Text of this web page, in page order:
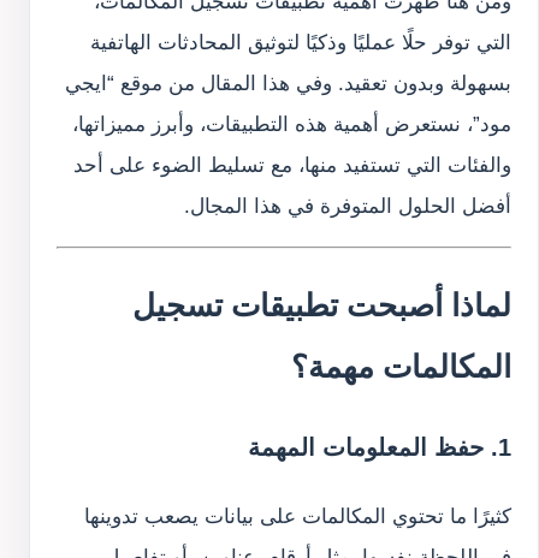
التي توفر حلًا عمليًا وذكيًا لتوثيق المحادثات الهاتفية
بسهولة وبدون تعقيد. وفي هذا المقال من موقع “ايجي
مود”، نستعرض أهمية هذه التطبيقات، وأبرز مميزاتها،
والفئات التي تستفيد منها، مع تسليط الضوء على أحد
أفضل الحلول المتوفرة في هذا المجال.
لماذا أصبحت تطبيقات تسجيل
المكالمات مهمة؟
1. حفظ المعلومات المهمة
كثيرًا ما تحتوي المكالمات على بيانات يصعب تدوينها